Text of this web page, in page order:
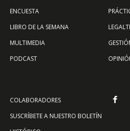
ENCUESTA
LIBRO DE LA SEMANA
MULTIMEDIA
PODCAST
COLABORADORES
SUSCRÍBETE A NUESTRO BOLETÍN